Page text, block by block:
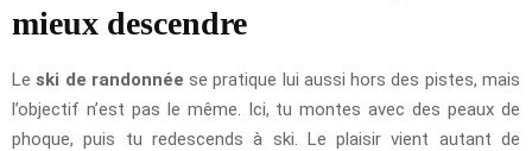
mieux descendre
Leski de randonnée se pratique lui aussi hors des pistes, mais
l’objectif n’est pas le même. Ici, tu montes avec des peaux de
phoque, puis tu redescends à ski. Le plaisir vient autant de